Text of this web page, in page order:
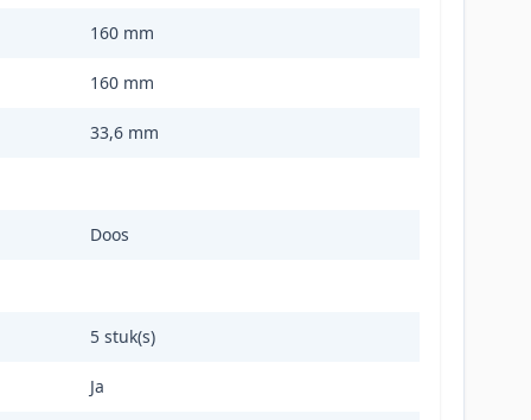
160 mm
160 mm
33,6 mm
Doos
5 stuk(s)
Ja